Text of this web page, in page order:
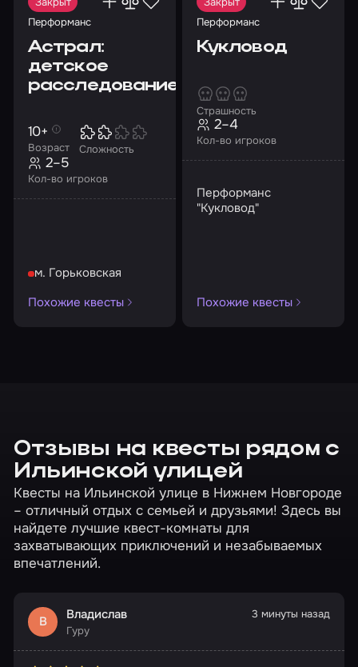
Перформанс
Астрал:
детское
расследование
Возраст
10+
Сложность
Кол-во игроков
2–5
м. Горьковская
Похожие квесты
Перформанс
Кукловод
Страшность
Кол-во игроков
2–4
Перформанс
"Кукловод"
Похожие квесты
Отзывы на квесты рядом с
Ильинской улицей
Квесты на Ильинской улице в Нижнем Новгороде
– отличный отдых с семьей и друзьями! Здесь вы
найдете лучшие квест-комнаты для
захватывающих приключений и незабываемых
впечатлений.
В Владислав
Гуру
3 минуты назад